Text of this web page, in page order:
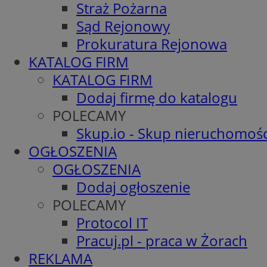
Straż Pożarna
Sąd Rejonowy
Prokuratura Rejonowa
KATALOG FIRM
KATALOG FIRM
Dodaj firmę do katalogu
POLECAMY
Skup.io - Skup
OGŁOSZENIA
OGŁOSZENIA
Dodaj ogłoszenie
POLECAMY
Protocol IT
Pracuj.pl - praca w Żorach
REKLAMA